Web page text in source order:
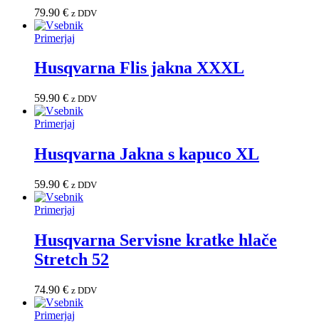
79.90 € z DDV
Primerjaj
Husqvarna Flis jakna XXXL
59.90 € z DDV
Primerjaj
Husqvarna Jakna s kapuco XL
59.90 € z DDV
Primerjaj
Husqvarna Servisne kratke hlače
Stretch 52
74.90 € z DDV
Primerjaj